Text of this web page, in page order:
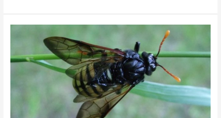
عن
0556676692